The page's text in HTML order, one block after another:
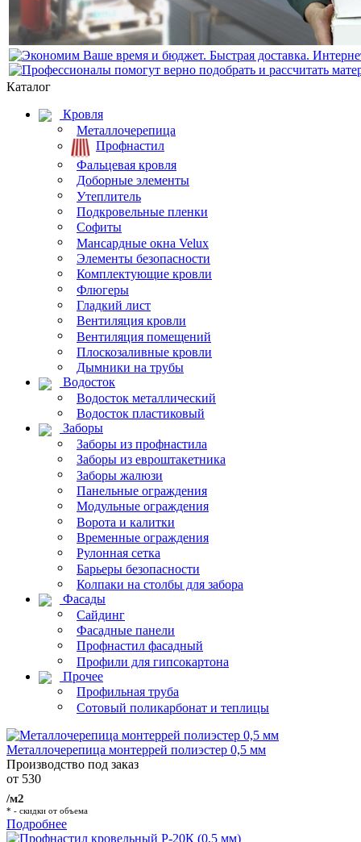
Каталог
Кровля
Металлочерепица
Профнастил
Фальцевая кровля
Доборные элементы
Утеплитель
Подкровельные пленки
Софиты
Мансардные окна Velux
Элементы безопасности
Комплектующие кровли
Флюгеры
Гладкий лист
Вентиляция кровли
Вентиляция помещений
Плоскозаливные кровли
Дымники на трубы
Водосток
Водосток металлический
Водосток пластиковый
Заборы
Заборы из профнастила
Заборы из евроштакетника
Заборы жалюзи
Панельные ограждения
Модульные ограждения
Ворота и калитки
Временные ограждения
Рулонная сетка
Барьеры безопасности
Колпаки на столбы для забора
Фасады
Сайдинг
Фасадные панели
Профнастил фасадный
Профили для гипсокартона
Прочее
Профильная труба
Сотовый поликарбонат и теплицы
Металлочерепица монтеррей полиэстер 0,5 мм
Производство под заказ
от 530
/м2
* - скидки от объема
Подробнее